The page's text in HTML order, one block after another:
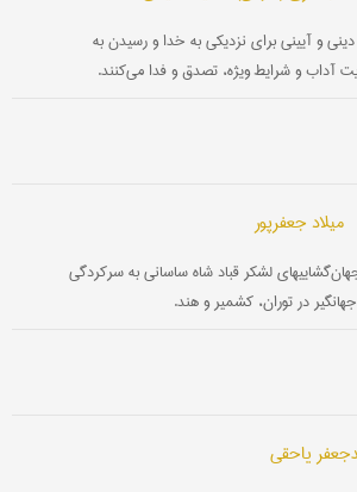
دینی و آیینی برای نزدیکی به خدا و رسیدن به
آداب و شرایط ‌ویژه، تصدق و فدا می‌کنند.
میلاد جعفرپور
لشکر قباد شاه ساسانی به سرکردگی
در توران، کشمیر و هند.
یاحقی